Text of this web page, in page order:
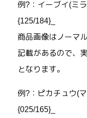
例?：イーブイ(ミ
{125/184}_
商品画像はノーマ
記載があるので、
となります。
例?：ピカチュウ(
{025/165}_